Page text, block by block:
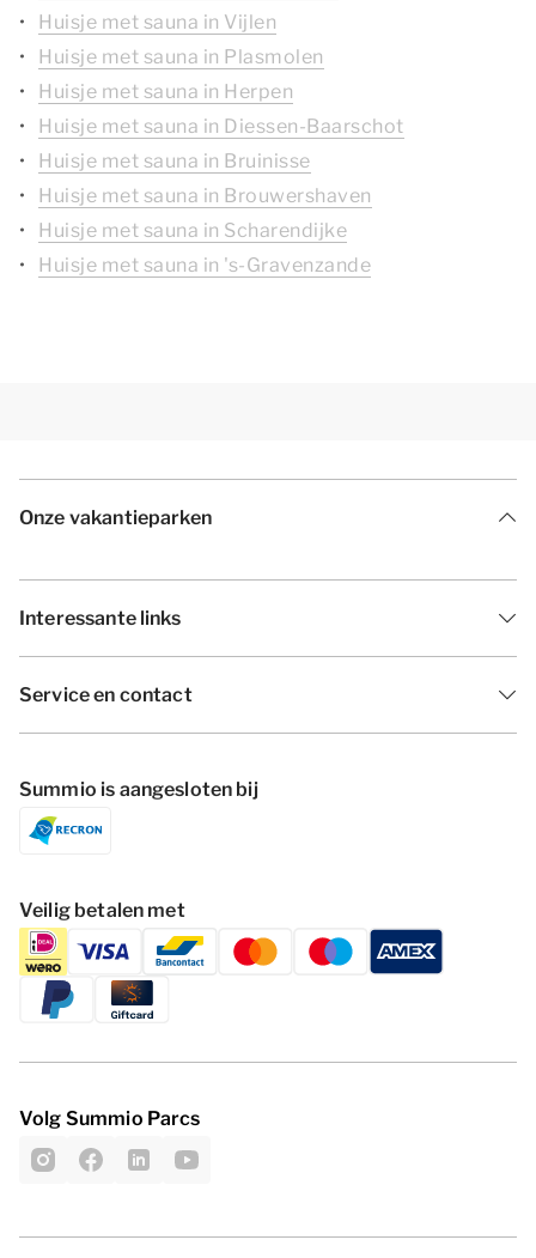
Huisje met sauna in Vijlen
Huisje met sauna in Plasmolen
Huisje met sauna in Herpen
Huisje met sauna in Diessen-Baarschot
Huisje met sauna in Bruinisse
Huisje met sauna in Brouwershaven
Huisje met sauna in Scharendijke
Huisje met sauna in 's-Gravenzande
Onze vakantieparken
Interessante links
Service en contact
Summio is aangesloten bij
Veilig betalen met
Volg Summio Parcs